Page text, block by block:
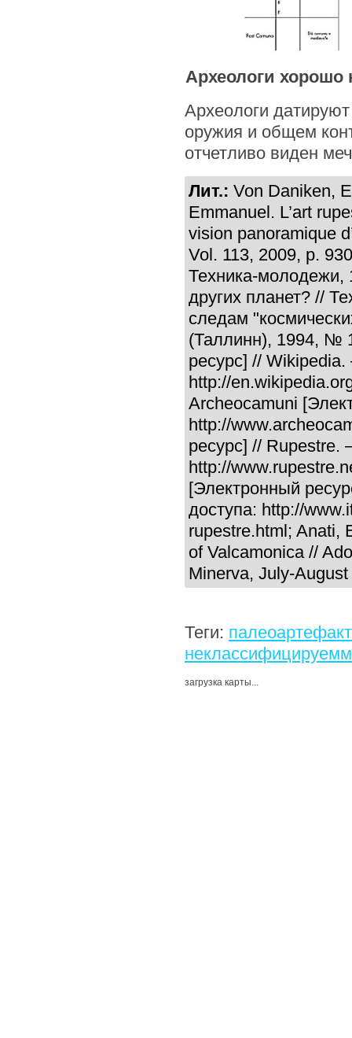
Археологи хорошо
Археологи
оружия и общем
отчетливо виден
Лит.: Von Daniken,
Emmanuel. L’art
vision panoramique
Vol. 113, 2009, p.
Техника-молодежи,
других планет? //
следам
(Таллинн), 1994, №
ресурс] //
http://
Archeocamuni
http://
ресурс] // Rupestre.
http://
[Электронный
доступа: http://
rupestre.html; Anati,
of Valcamonica //
Minerva, July-August
Теги:
загрузка карты...